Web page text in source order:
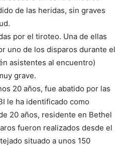
de las heridas, sin graves
por el tiroteo. Una de ellas
uno de los disparos durante el
asistentes al encuentro)
grave.
20 años, fue abatido por las
le ha identificado como
20 años, residente en Bethel
fueron realizados desde el
situado a unos 150